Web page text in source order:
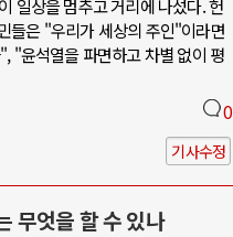
일상을 멈추고 거리에 나섰다. 헌
들은 "우리가 세상의 주인"이라면
"윤석열을 파면하고 차별 없이 평
0
기사수정
무엇을 할 수 있나